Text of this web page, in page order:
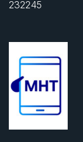
232245